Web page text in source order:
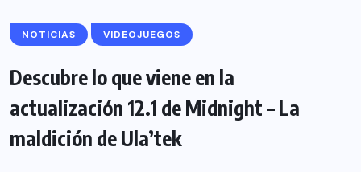
NOTICIAS VIDEOJUEGOS
Descubre lo que viene en la
actualización 12.1 de Midnight – La
maldición de Ula’tek